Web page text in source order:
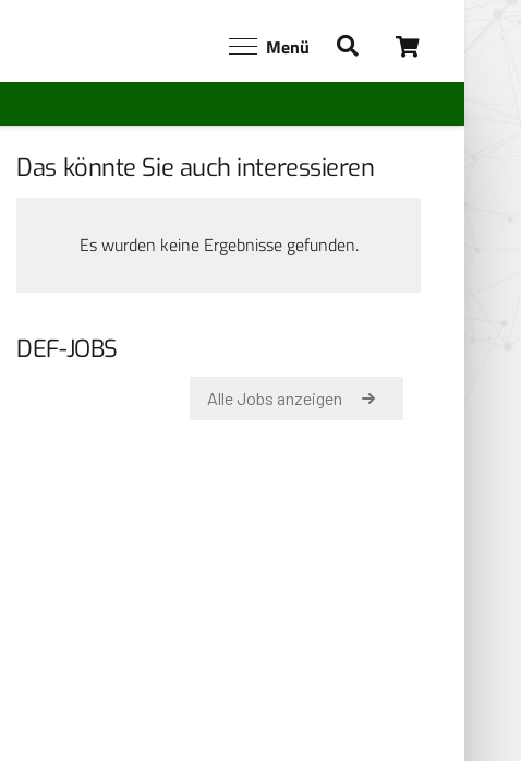
Menü
Das könnte Sie auch interessieren
Es wurden keine Ergebnisse gefunden.
DEF-JOBS